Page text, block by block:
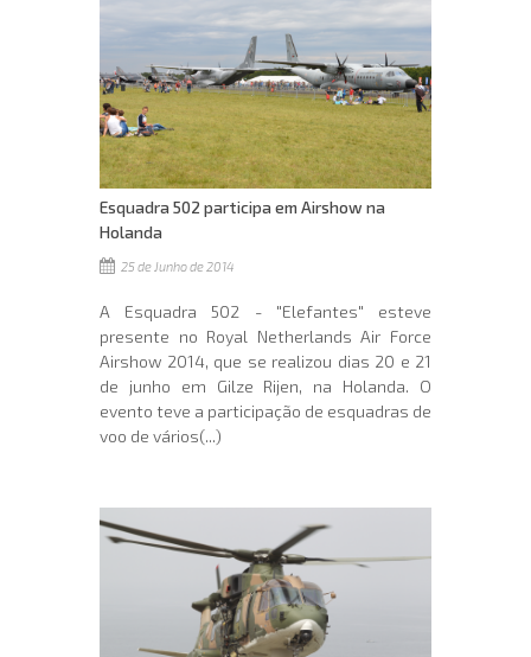
Esquadra 502 participa em Airshow na
Holanda
25 de Junho de 2014
A Esquadra 502 - "Elefantes" esteve
presente no Royal Netherlands Air Force
Airshow 2014, que se realizou dias 20 e 21
de junho em Gilze Rijen, na Holanda. O
evento teve a participação de esquadras de
voo de vários(...)